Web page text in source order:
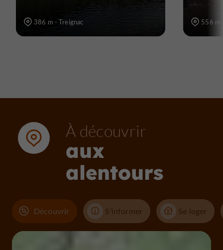
386 m - Treignac 556 m
À découvrir
aux
alentours
Découvrir S'informer Se loger